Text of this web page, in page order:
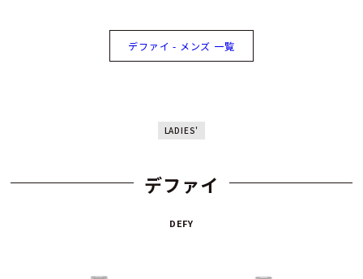
デファイ - メンズ 一覧
LADIES'
デファイ
DEFY